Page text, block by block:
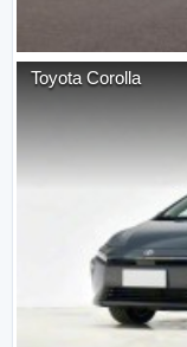
Toyota Corolla